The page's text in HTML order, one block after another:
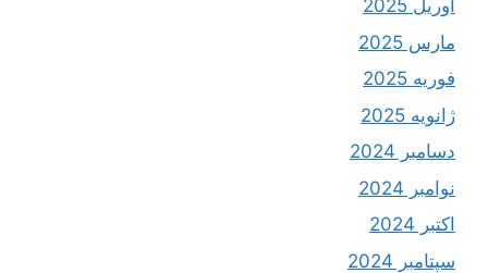
آوریل 2025
مارس 2025
فوریه 2025
ژانویه 2025
دسامبر 2024
نوامبر 2024
اکتبر 2024
سپتامبر 2024